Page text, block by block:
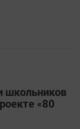
школьников
«80